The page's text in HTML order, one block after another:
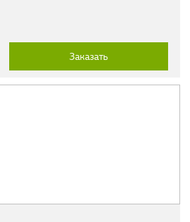
Заказать